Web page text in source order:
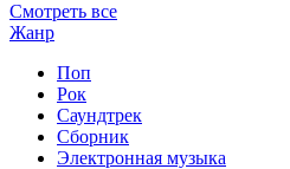
Смотреть все
Жанр
Поп
Рок
Саундтрек
Сборник
Электронная музыка